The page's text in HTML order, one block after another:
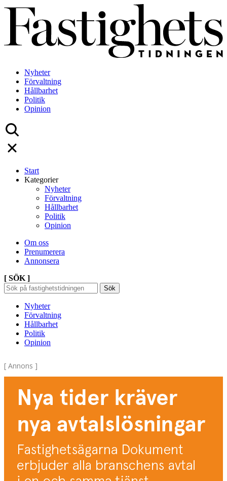
Skip
content
Nyheter
Förvaltning
Hållbarhet
Politik
Opinion
Start
Kategorier
Nyheter
Förvaltning
Hållbarhet
Politik
Opinion
Om oss
Prenumerera
Annonsera
[ SÖK ]
Sök
efter:
Sök
Sök
Nyheter
Förvaltning
Hållbarhet
Politik
Opinion
[ Annons ]